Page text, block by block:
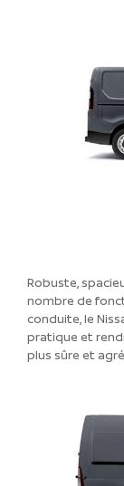
Robuste,
nombre de
conduite, le
pratique et
plus sûre et